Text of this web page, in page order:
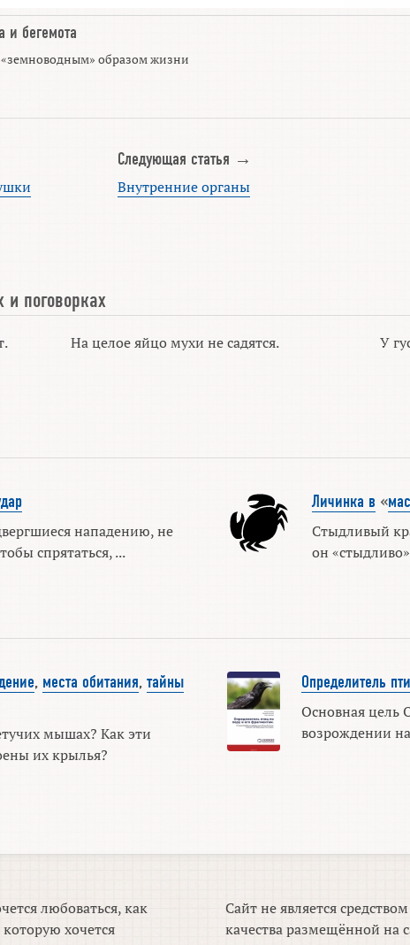
и бегемота
«земноводным» образом жизни
Следующая статья →
Внутренние органы
поговорках
На целое яйцо мухи не садятся. У
нападению, не
спрятаться, ...
Личинка в «
Стыдливый
он
, места обитания, тайны
мышах? Как эти
их крылья?
Определитель
Основная цель
возрождении
любоваться, как
хочется
Сайт не является
качества размещённой на